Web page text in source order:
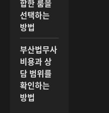
합한 룸을
선택하는
방법
부산법무사
비용과 상
담 범위를
확인하는
방법